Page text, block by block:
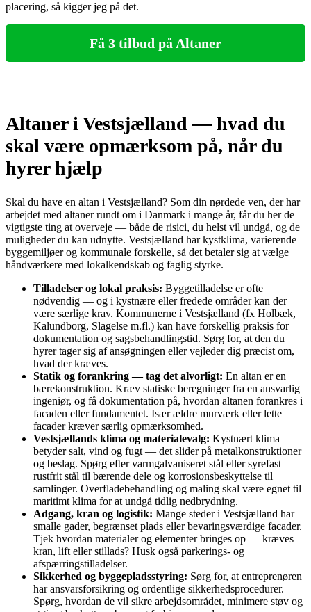
placering, så kigger jeg på det.
Få 3 tilbud på Altaner
Altaner i Vestsjælland — hvad du
skal være opmærksom på, når du
hyrer hjælp
Skal du have en altan i Vestsjælland? Som din nørdede ven, der har
arbejdet med altaner rundt om i Danmark i mange år, får du her de
vigtigste ting at overveje — både de risici, du helst vil undgå, og de
muligheder du kan udnytte. Vestsjælland har kystklima, varierende
byggemiljøer og kommunale forskelle, så det betaler sig at vælge
håndværkere med lokalkendskab og faglig styrke.
Tilladelser og lokal praksis: Byggetilladelse er ofte
nødvendig — og i kystnære eller fredede områder kan der
være særlige krav. Kommunerne i Vestsjælland (fx Holbæk,
Kalundborg, Slagelse m.fl.) kan have forskellig praksis for
dokumentation og sagsbehandlingstid. Sørg for, at den du
hyrer tager sig af ansøgningen eller vejleder dig præcist om,
hvad der kræves.
Statik og forankring — tag det alvorligt: En altan er en
bærekonstruktion. Kræv statiske beregninger fra en ansvarlig
ingeniør, og få dokumentation på, hvordan altanen forankres i
facaden eller fundamentet. Især ældre murværk eller lette
facader kræver særlig opmærksomhed.
Vestsjællands klima og materialevalg: Kystnært klima
betyder salt, vind og fugt — det slider på metalkonstruktioner
og beslag. Spørg efter varmgalvaniseret stål eller syrefast
rustfrit stål til bærende dele og korrosionsbeskyttelse til
samlinger. Overfladebehandling og maling skal være egnet til
maritimt klima for at undgå tidlig nedbrydning.
Adgang, kran og logistik: Mange steder i Vestsjælland har
smalle gader, begrænset plads eller bevaringsværdige facader.
Tjek hvordan materialer og elementer bringes op — kræves
kran, lift eller stillads? Husk også parkerings- og
afspærringstilladelser.
Sikkerhed og byggepladsstyring: Sørg for, at entreprenøren
har ansvarsforsikring og ordentlige sikkerhedsprocedurer.
Spørg, hvordan de vil sikre arbejdsområdet, minimere støv og